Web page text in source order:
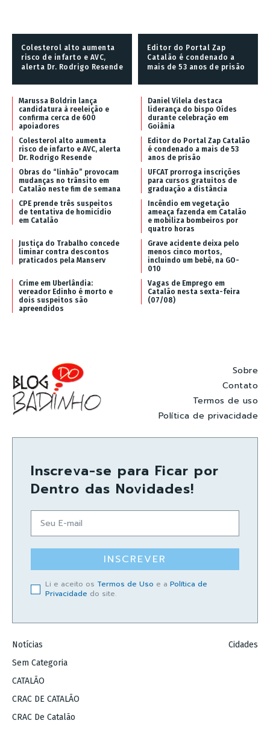
Colesterol alto aumenta
risco de infarto e AVC,
alerta Dr. Rodrigo Resende
Editor do Portal Zap
Catalão é condenado a
mais de 53 anos de prisão
Marussa Boldrin lança
candidatura à reeleição e
confirma cerca de 600
apoiadores
Daniel Vilela destaca
liderança do bispo Oídes
durante celebração em
Goiânia
Colesterol alto aumenta
risco de infarto e AVC, alerta
Dr. Rodrigo Resende
Editor do Portal Zap Catalão
é condenado a mais de 53
anos de prisão
Obras do “linhão” provocam
mudanças no trânsito em
Catalão neste fim de semana
UFCAT prorroga inscrições
para cursos gratuitos de
graduação a distância
CPE prende três suspeitos
de tentativa de homicídio
em Catalão
Incêndio em vegetação
ameaça fazenda em Catalão
e mobiliza bombeiros por
quatro horas
Justiça do Trabalho concede
liminar contra descontos
praticados pela Manserv
Grave acidente deixa pelo
menos cinco mortos,
incluindo um bebê, na GO-
010
Crime em Uberlândia:
vereador Edinho é morto e
dois suspeitos são
apreendidos
Vagas de Emprego em
Catalão nesta sexta-feira
(07/08)
Sobre
Contato
Termos de uso
Política de privacidade
Inscreva-se para Ficar por
Dentro das Novidades!
INSCREVER
Li e aceito os Termos de Uso e a Política de
Privacidade do site.
Notícias
Sem Categoria
CATALÃO
CRAC DE CATALÃO
CRAC De Catalão
Cidades